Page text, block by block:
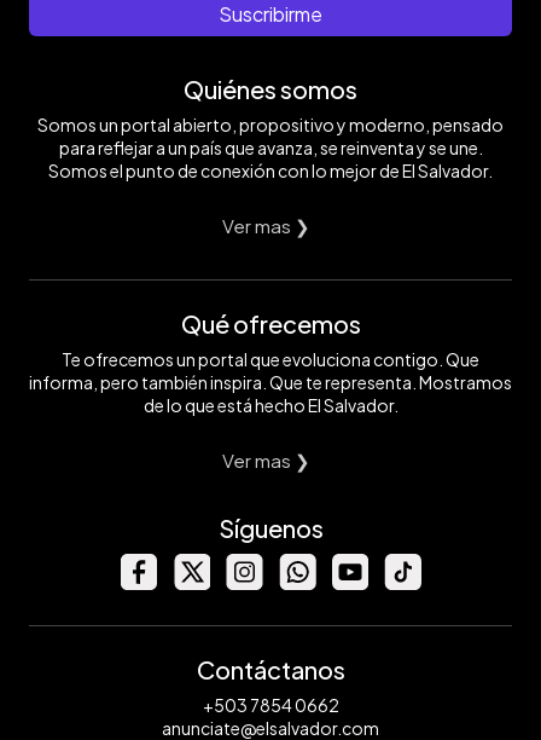
Suscribirme
Quiénes somos
Somos un portal abierto, propositivo y moderno, pensado
para reflejar a un país que avanza, se reinventa y se une.
Somos el punto de conexión con lo mejor de El Salvador.
Ver mas ❯
Qué ofrecemos
Te ofrecemos un portal que evoluciona contigo. Que
informa, pero también inspira. Que te representa. Mostramos
de lo que está hecho El Salvador.
Ver mas ❯
Síguenos
Contáctanos
+503 7854 0662
anunciate@elsalvador.com